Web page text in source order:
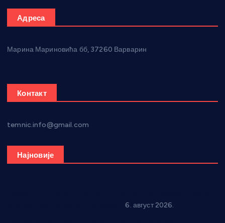
Адреса
Марина Мариновића бб, 37260 Варварин
Контакт
temnic.info@gmail.com
Најновије
6. август 2026.